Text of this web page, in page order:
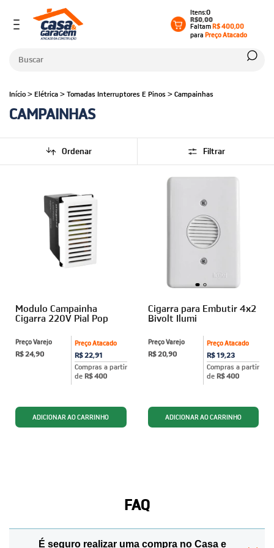
0
R$0,00
FaltamR$ 400,00
paraPreço Atacado
Início > Elétrica > Tomadas Interruptores E Pinos > Campainhas
CAMPAINHAS
Ordenar Filtrar
Modulo Campainha
Cigarra 220V Pial Pop
Preço Atacado
R$ 22,91
Compras a partir
de R$ 400
Preço Varejo
R$ 24,90
Cigarra para Embutir 4x2
Bivolt Ilumi
Preço Atacado
R$ 19,23
Compras a partir
de R$ 400
Preço Varejo
R$ 20,90
FAQ
É seguro realizar uma compra no Casa e